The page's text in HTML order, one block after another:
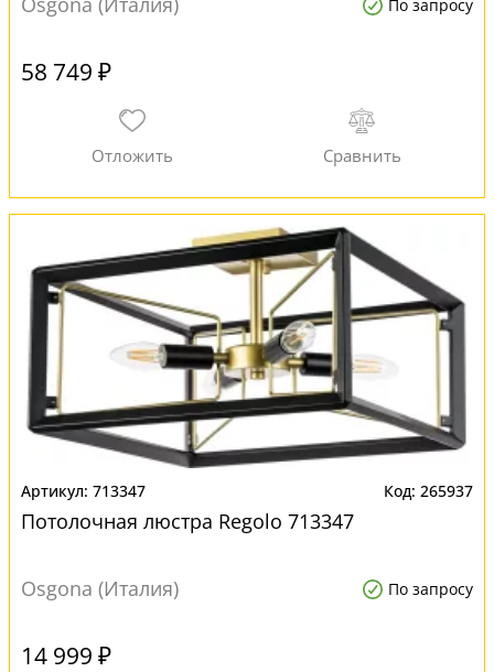
По запросу
58 749 ₽
713347 265937
Потолочная люстра Regolo 713347
Osgona (Италия) По запросу
14 999 ₽